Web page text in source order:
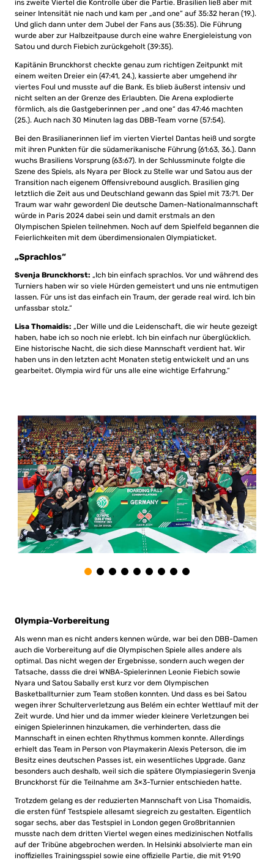
ins zweite Viertel die Kontrolle über die Partie. Brasilien ließ aber mit
seiner Intensität nie nach und kam per „and one“ auf 35:32 heran (19.).
Und glich dann unter dem Jubel der Fans aus (35:35). Die Führung
wurde aber zur Halbzeitpause durch eine wahre Energieleistung von
Satou und durch Fiebich zurückgeholt (39:35).
Kapitänin Brunckhorst checkte genau zum richtigen Zeitpunkt mit
einem weiten Dreier ein (47:41, 24.), kassierte aber umgehend ihr
viertes Foul und musste auf die Bank. Es blieb äußerst intensiv und
nicht selten an der Grenze des Erlaubten. Die Arena explodierte
förmlich, als die Gastgeberinnen per „and one“ das 47:46 machten
(25.). Auch nach 30 Minuten lag das DBB-Team vorne (57:54).
Bei den Brasilianerinnen lief im vierten Viertel Dantas heiß und sorgte
mit ihren Punkten für die südamerikanische Führung (61:63, 36.). Dann
wuchs Brasiliens Vorsprung (63:67). In der Schlussminute folgte die
Szene des Spiels, als Nyara per Block zu Stelle war und Satou aus der
Transition nach eigenem Offensivrebound ausglich. Brasilien ging
letztlich die Zeit aus und Deutschland gewann das Spiel mit 73:71. Der
Traum war wahr geworden! Die deutsche Damen-Nationalmannschaft
würde in Paris 2024 dabei sein und damit erstmals an den
Olympischen Spielen teilnehmen. Noch auf dem Spielfeld begannen die
Feierlichkeiten mit dem überdimensionalen Olympiaticket.
„Sprachlos“
Svenja Brunckhorst: „Ich bin einfach sprachlos. Vor und während des
Turniers haben wir so viele Hürden gemeistert und uns nie entmutigen
lassen. Für uns ist das einfach ein Traum, der gerade real wird. Ich bin
unfassbar stolz.“
Lisa Thomaidis: „Der Wille und die Leidenschaft, die wir heute gezeigt
haben, habe ich so noch nie erlebt. Ich bin einfach nur überglücklich.
Eine historische Nacht, die sich diese Mannschaft verdient hat. Wir
haben uns in den letzten acht Monaten stetig entwickelt und an uns
gearbeitet. Olympia wird für uns alle eine wichtige Erfahrung.“
Olympia-Vorbereitung
Als wenn man es nicht anders kennen würde, war bei den DBB-Damen
auch die Vorbereitung auf die Olympischen Spiele alles andere als
optimal. Das nicht wegen der Ergebnisse, sondern auch wegen der
Tatsache, dasss die drei WNBA-Spielerinnen Leonie Fiebich sowie
Nyara und Satou Sabally erst kurz vor dem Olympischen
Basketballturnier zum Team stoßen konnten. Und dass es bei Satou
wegen ihrer Schulterverletzung aus Belém ein echter Wettlauf mit der
Zeit wurde. Und hier und da immer wieder kleinere Verletzungen bei
einigen Spielerinnen hinzukamen, die verhinderten, dass die
Mannschaft in einen echten Rhythmus kommen konnte. Allerdings
erhielt das Team in Person von Playmakerin Alexis Peterson, die im
Besitz eines deutschen Passes ist, ein wesentliches Upgrade. Ganz
besonders auch deshalb, weil sich die spätere Olympiasiegerin Svenja
Brunckhorst für die Teilnahme am 3×3-Turnier entschieden hatte.
Trotzdem gelang es der reduzierten Mannschaft von Lisa Thomaidis,
die ersten fünf Testspiele allesamt siegreich zu gestalten. Eigentlich
sogar sechs, aber das Testspiel in London gegen Großbritannien
musste nach dem dritten Viertel wegen eines medizinischen Notfalls
auf der Tribüne abgebrochen werden. In Helsinki absolvierte man ein
inoffizielles Trainingsspiel sowie eine offizielle Partie, die mit 91:90